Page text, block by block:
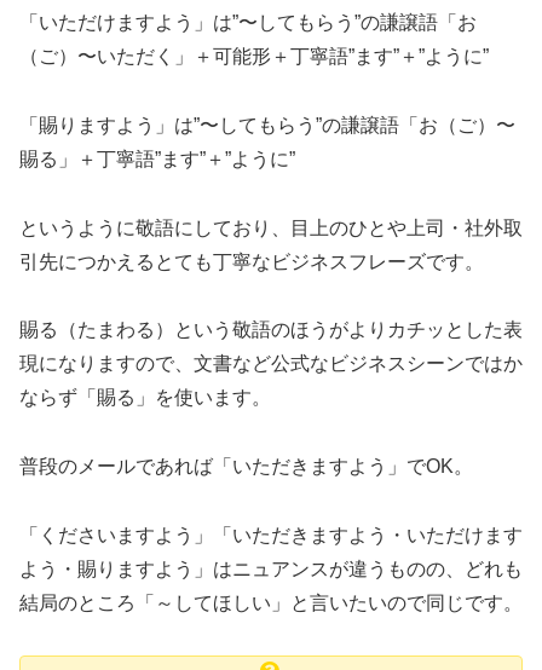
「いただけますよう」は”〜してもらう”の謙譲語「お
（ご）〜いただく」＋可能形＋丁寧語”ます”＋”ように”
「賜りますよう」は”〜してもらう”の謙譲語「お（ご）〜
賜る」＋丁寧語”ます”＋”ように”
というように敬語にしており、目上のひとや上司・社外取
引先につかえるとても丁寧なビジネスフレーズです。
賜る（たまわる）という敬語のほうがよりカチッとした表
現になりますので、文書など公式なビジネスシーンではか
ならず「賜る」を使います。
普段のメールであれば「いただきますよう」でOK。
「くださいますよう」「いただきますよう・いただけます
よう・賜りますよう」はニュアンスが違うものの、どれも
結局のところ「～してほしい」と言いたいので同じです。